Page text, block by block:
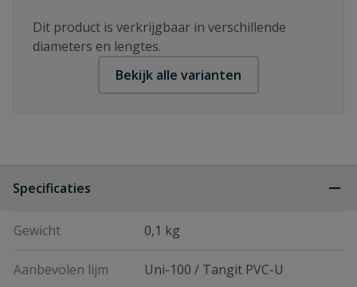
Dit product is verkrijgbaar in verschillende
diameters en lengtes.
Bekijk alle varianten
Specificaties
Gewicht 0,1 kg
Aanbevolen lijm Uni-100 / Tangit PVC-U